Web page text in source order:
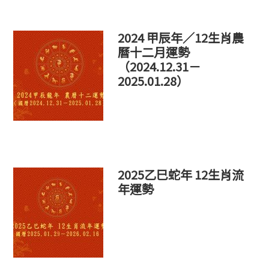
2024 甲辰年／12生肖農
曆十二月運勢
（2024.12.31－
2025.01.28）
2025乙巳蛇年 12生肖流
年運勢